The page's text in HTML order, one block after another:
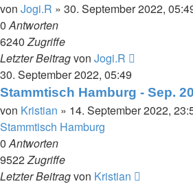
von Jogi.R » 30. September 2022,
0Antworten
6240Zugriffe
Letzter Beitragvon Jogi.R
30. September 2022, 05:49
Stammtisch Hamburg - Sep.
von Kristian » 14. September 2022,
Stammtisch Hamburg
0Antworten
9522Zugriffe
Letzter Beitragvon Kristian